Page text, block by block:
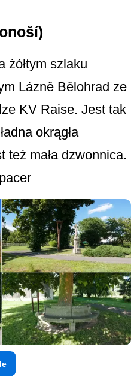
żółtym szlaku
Lázně Bělohrad ze
KV Raise. Jest tak
okrągła
też mała dzwonnica.